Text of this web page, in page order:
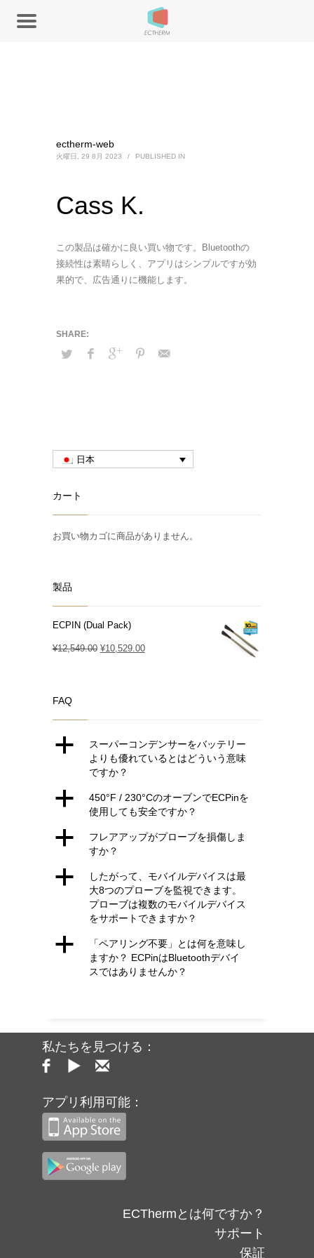
ectherm-web
火曜日, 29 8月 2023 / PUBLISHED IN
Cass K.
この製品は確かに良い買い物です。Bluetoothの
接続性は素晴らしく、アプリはシンプルですが効
果的で、広告通りに機能します。
日本
カート
お買い物カゴに商品がありません。
製品
ECPIN (Dual Pack)
¥12,549.00 元
¥12,549.00
で
し
た。
¥10,529.00現
は
¥10,529.00
す。
FAQ
a
スーパーコンデンサーをバッテリー
よりも優れているとはどういう意味
ですか？
a
450°F / 230°CのオーブンでECPinを
使用しても安全ですか？
a
フレアアップがプローブを損傷しま
すか？
a
したがって、モバイルデバイスは最
大8つのプローブを監視できます。
プローブは複数のモバイルデバイス
をサポートできますか？
a
「ペアリング不要」とは何を意味し
ますか？ ECPinはBluetoothデバイ
スではありませんか？
私たちを見つける：
アプリ利用可能：
ECThermとは何ですか？
サポート
保証